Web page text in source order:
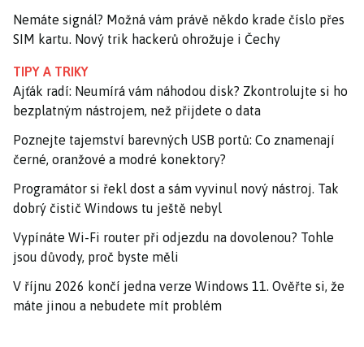
Nemáte signál? Možná vám právě někdo krade číslo přes
SIM kartu. Nový trik hackerů ohrožuje i Čechy
TIPY A TRIKY
Ajťák radí: Neumírá vám náhodou disk? Zkontrolujte si ho
bezplatným nástrojem, než přijdete o data
Poznejte tajemství barevných USB portů: Co znamenají
černé, oranžové a modré konektory?
Programátor si řekl dost a sám vyvinul nový nástroj. Tak
dobrý čistič Windows tu ještě nebyl
Vypínáte Wi-Fi router při odjezdu na dovolenou? Tohle
jsou důvody, proč byste měli
V říjnu 2026 končí jedna verze Windows 11. Ověřte si, že
máte jinou a nebudete mít problém